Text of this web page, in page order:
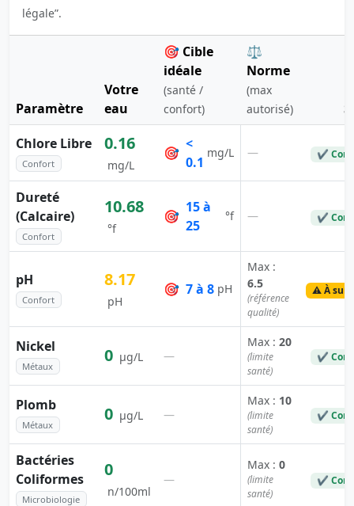
légale”.
Paramètre
Votre
eau
🎯 Cible
idéale
(santé /
confort)
⚖️
Norme
(max
autorisé)
Chlore Libre
Confort
0.16
mg/L
🎯
<
0.1
mg/L — ✔
Dureté
(Calcaire)
Confort
10.68
°f
🎯
15 à
25
°f — ✔
pH
Confort
8.17
pH
🎯 7 à 8 pH
Max :
6.5
(référence
qualité)
⚠️ À
Nickel
Métaux
0 µg/L —
Max : 20
(limite
santé)
✔
Plomb
Métaux
0 µg/L —
Max : 10
(limite
santé)
✔
Bactéries
Coliformes
Microbiologie
0
n/100ml
—
Max : 0
(limite
santé)
✔